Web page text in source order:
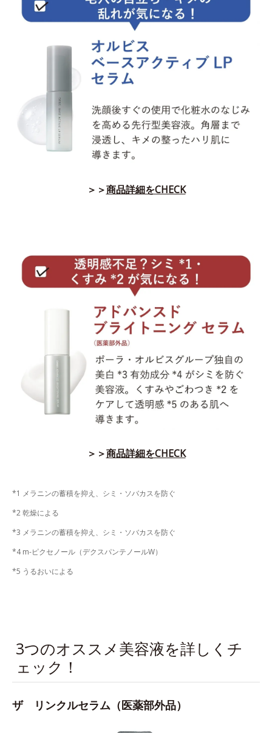
＞＞商品詳細をCHECK
＞＞商品詳細をCHECK
*1 メラニンの蓄積を抑え、シミ・ソバカスを防ぐ
*2 乾燥による
*3 メラニンの蓄積を抑え、シミ・ソバカスを防ぐ
*4 m-ピクセノール（デクスパンテノールW）
*5 うるおいによる
3つのオススメ美容液を詳しくチ
ェック！
ザ リンクルセラム（医薬部外品）